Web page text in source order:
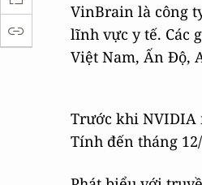
VinBrain là công
lĩnh vực y tế. Các
Việt Nam, Ấn Độ,
Trước khi NVIDIA
Tính đến tháng